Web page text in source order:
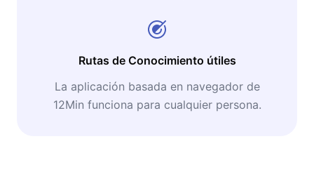
Rutas de Conocimiento útiles
La aplicación basada en navegador de
12Min funciona para cualquier persona.